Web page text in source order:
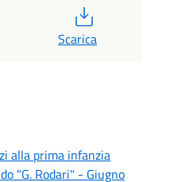
Scarica
alla prima infanzia
"G. Rodari" - Giugno